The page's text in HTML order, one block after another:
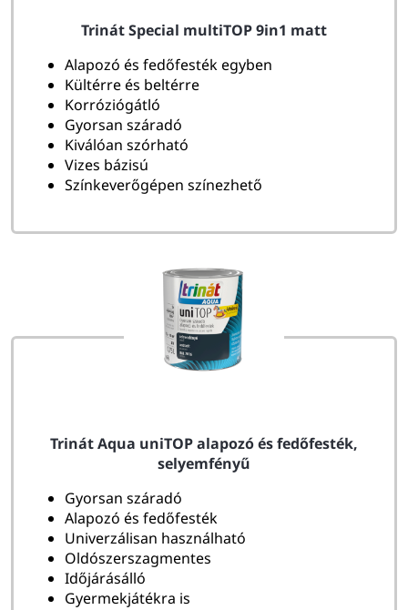
Trinát Special multiTOP 9in1 matt
Alapozó és fedőfesték egyben
Kültérre és beltérre
Korróziógátló
Gyorsan száradó
Kiválóan szórható
Vizes bázisú
Színkeverőgépen színezhető
Trinát Aqua uniTOP alapozó és fedőfesték,
selyemfényű
Gyorsan száradó
Alapozó és fedőfesték
Univerzálisan használható
Oldószerszagmentes
Időjárásálló
Gyermekjátékra is